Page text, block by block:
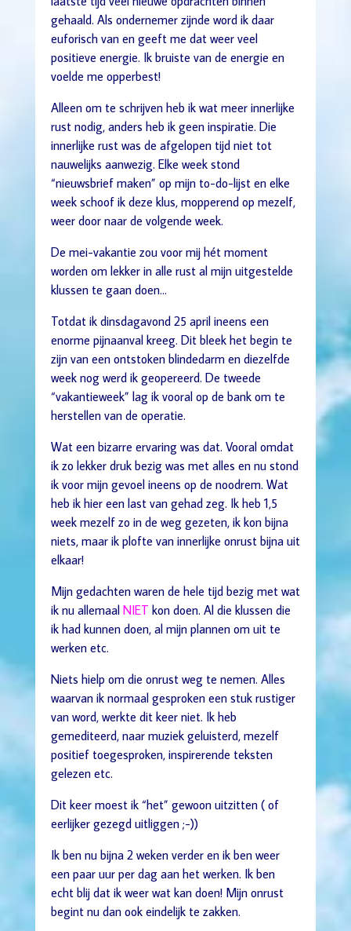
gehaald. Als ondernemer zijnde word ik daar
euforisch van en geeft me dat weer veel
positieve energie. Ik bruiste van de energie en
voelde me opperbest!
Alleen om te schrijven heb ik wat meer innerlijke
rust nodig, anders heb ik geen inspiratie. Die
innerlijke rust was de afgelopen tijd niet tot
nauwelijks aanwezig. Elke week stond
“nieuwsbrief maken” op mijn to-do-lijst en elke
week schoof ik deze klus, mopperend op mezelf,
weer door naar de volgende week.
De mei-vakantie zou voor mij hét moment
worden om lekker in alle rust al mijn uitgestelde
klussen te gaan doen…
Totdat ik dinsdagavond 25 april ineens een
enorme pijnaanval kreeg. Dit bleek het begin te
zijn van een ontstoken blindedarm en diezelfde
week nog werd ik geopereerd. De tweede
“vakantieweek” lag ik vooral op de bank om te
herstellen van de operatie.
Wat een bizarre ervaring was dat. Vooral omdat
ik zo lekker druk bezig was met alles en nu stond
ik voor mijn gevoel ineens op de noodrem. Wat
heb ik hier een last van gehad zeg. Ik heb 1,5
week mezelf zo in de weg gezeten, ik kon bijna
niets, maar ik plofte van innerlijke onrust bijna uit
elkaar!
Mijn gedachten waren de hele tijd bezig met wat
ik nu allemaal NIET kon doen. Al die klussen die
ik had kunnen doen, al mijn plannen om uit te
werken etc.
Niets hielp om die onrust weg te nemen. Alles
waarvan ik normaal gesproken een stuk rustiger
van word, werkte dit keer niet. Ik heb
gemediteerd, naar muziek geluisterd, mezelf
positief toegesproken, inspirerende teksten
gelezen etc.
Dit keer moest ik “het” gewoon uitzitten ( of
eerlijker gezegd uitliggen ;-))
Ik ben nu bijna 2 weken verder en ik ben weer
een paar uur per dag aan het werken. Ik ben
echt blij dat ik weer wat kan doen! Mijn onrust
begint nu dan ook eindelijk te zakken.